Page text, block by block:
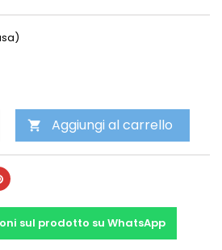
 Aggiungi al carrello
sul prodotto su WhatsApp